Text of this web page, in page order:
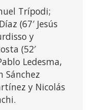
Trípodi;
(67′ Jesús
y
(52′
Ledesma,
Sánchez
y Nicolás